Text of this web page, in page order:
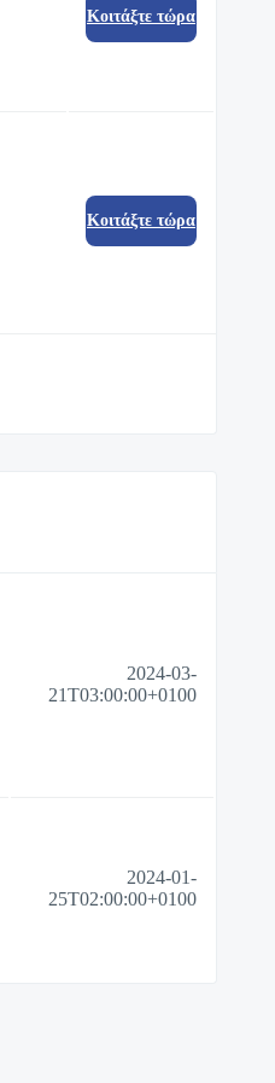
Κοιτάξτε τώρα
Κοιτάξτε τώρα
2024-03-
21T03:00:00+0100
2024-01-
25T02:00:00+0100